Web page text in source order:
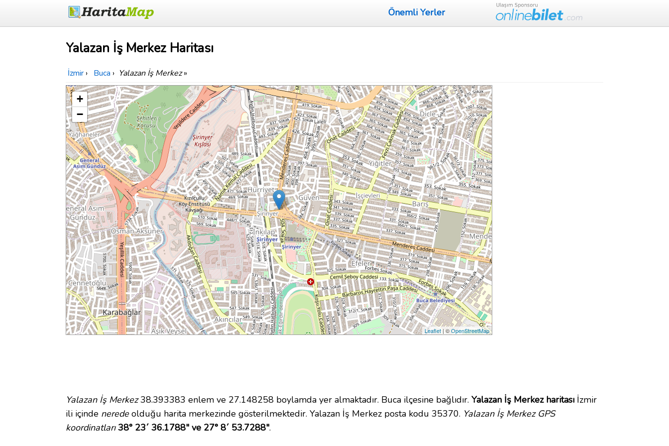
Önemli Yerler
Yalazan İş Merkez Haritası
İzmir › Buca › Yalazan İş Merkez»
+
−
Leaflet | ©OpenStreetMap
Yalazan İş Merkez38.393383 enlem ve 27.148258 boylamda yer almaktadır. Buca ilçesine bağlıdır. Yalazan İş Merkez haritası İzmir
ili içinde neredeolduğu harita merkezinde gösterilmektedir. Yalazan İş Merkez posta kodu 35370. Yalazan İş Merkez GPS
koordinatları 38° 23´ 36.1788" ve 27° 8´ 53.7288".